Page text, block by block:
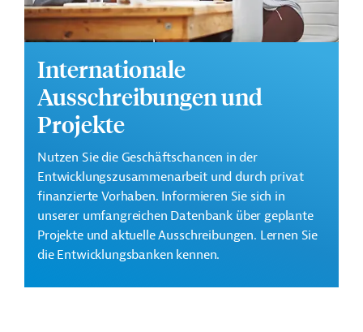
Internationale
Ausschreibungen und
Projekte
Nutzen Sie die Geschäftschancen in der
Entwicklungszusammenarbeit und durch privat
finanzierte Vorhaben. Informieren Sie sich in
unserer umfangreichen Datenbank über geplante
Projekte und aktuelle Ausschreibungen. Lernen Sie
die Entwicklungsbanken kennen.